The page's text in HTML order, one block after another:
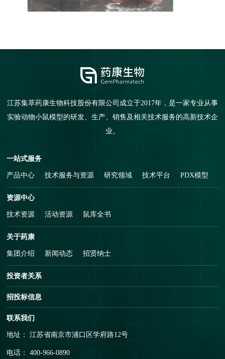
江苏集萃药康生物科技股份有限公司成立于2017年，是一家专业从事
实验动物小鼠模型的研发、生产、销售及相关技术服务的高新技术企
业。
一站式服务
产品中心 技术服务与资源 研究领域 技术平台 PDX模型
资源中心
技术资源 活动资源 鼠库全书
关于药康
集团介绍 新闻动态 招贤纳士
投资者关系
招投标信息
联系我们
地址： 江苏省南京市浦口区学府路12号
电话： 400-966-0890